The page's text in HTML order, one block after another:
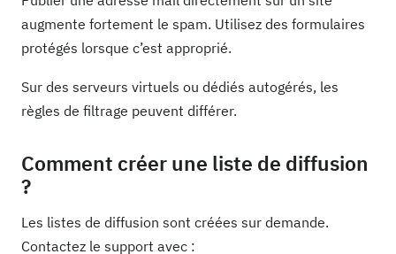
augmente fortement le spam. Utilisez des formulaires
protégés lorsque c’est approprié.
Sur des serveurs virtuels ou dédiés autogérés, les
règles de filtrage peuvent différer.
Comment créer une liste de diffusion
?
Les listes de diffusion sont créées sur demande.
Contactez le support avec :